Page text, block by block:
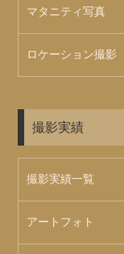
マタニティ写真
ロケーション撮影
撮影実績
撮影実績一覧
アートフォト